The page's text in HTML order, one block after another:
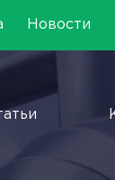
Новости